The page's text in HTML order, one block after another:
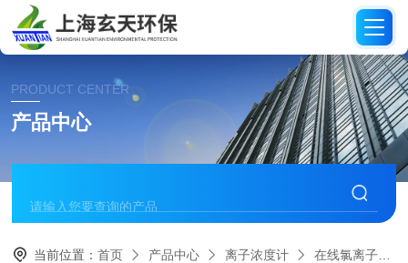
PRODUCT CENTER
产品中心
当前位置：首页 产品中心 离子浓度计 在线氯离子检测仪